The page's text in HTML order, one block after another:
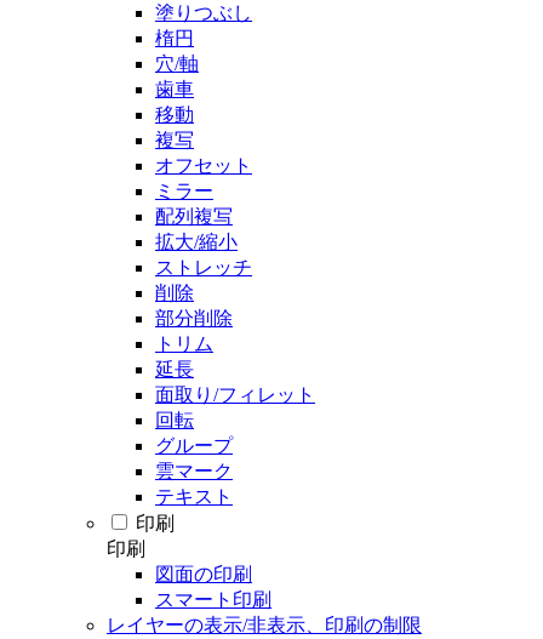
塗りつぶし
楕円
穴/軸
歯車
移動
複写
オフセット
ミラー
配列複写
拡大/縮小
ストレッチ
削除
部分削除
トリム
延長
面取り/フィレット
回転
グループ
雲マーク
テキスト
印刷
印刷
図面の印刷
スマート印刷
レイヤーの表示/非表示、印刷の制限